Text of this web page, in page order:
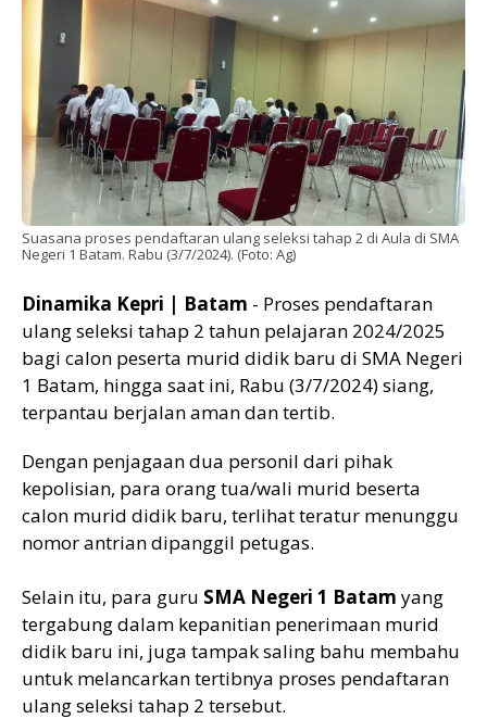
Suasana proses pendaftaran ulang seleksi tahap 2 di Aula di SMA
Negeri 1 Batam. Rabu (3/7/2024). (Foto: Ag)
Dinamika Kepri | Batam - Proses pendaftaran
ulang seleksi tahap 2 tahun pelajaran 2024/2025
bagi calon peserta murid didik baru di SMA Negeri
1 Batam, hingga saat ini, Rabu (3/7/2024) siang,
terpantau berjalan aman dan tertib.
Dengan penjagaan dua personil dari pihak
kepolisian, para orang tua/wali murid beserta
calon murid didik baru, terlihat teratur menunggu
nomor antrian dipanggil petugas.
Selain itu, para guru SMA Negeri 1 Batam yang
tergabung dalam kepanitian penerimaan murid
didik baru ini, juga tampak saling bahu membahu
untuk melancarkan tertibnya proses pendaftaran
ulang seleksi tahap 2 tersebut.